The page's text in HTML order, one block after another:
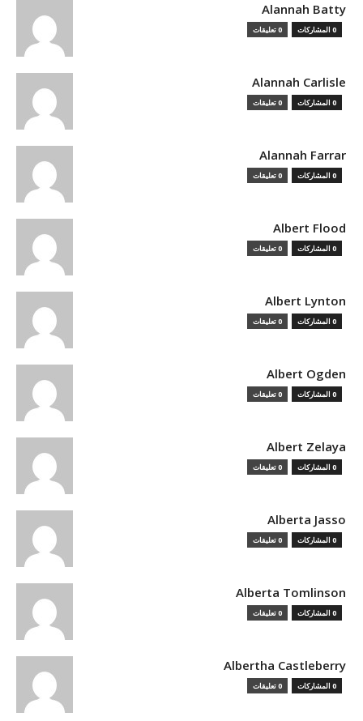
Alannah Batty
0 المشاركات 0 تعليقات
Alannah Carlisle
0 المشاركات 0 تعليقات
Alannah Farrar
0 المشاركات 0 تعليقات
Albert Flood
0 المشاركات 0 تعليقات
Albert Lynton
0 المشاركات 0 تعليقات
Albert Ogden
0 المشاركات 0 تعليقات
Albert Zelaya
0 المشاركات 0 تعليقات
Alberta Jasso
0 المشاركات 0 تعليقات
Alberta Tomlinson
0 المشاركات 0 تعليقات
Albertha Castleberry
0 المشاركات 0 تعليقات